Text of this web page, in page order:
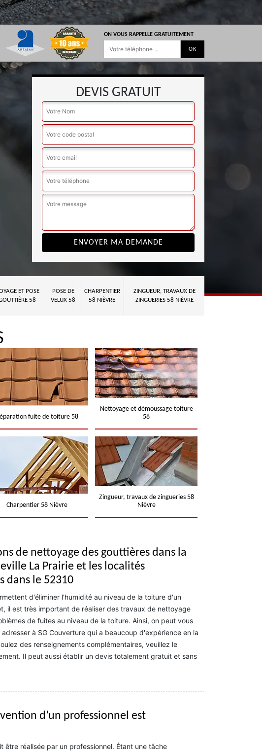
ON VOUS RAPPELLE GRATUITEMENT
DEVIS GRATUIT
ET POSE
58
POSE DE
VELUX 58
CHARPENTIER
58 NIÈVRE
ZINGUEUR, TRAVAUX DE
ZINGUERIES 58 NIÈVRE
fuite de toiture 58
Nettoyage et démoussage toiture
58
Charpentier 58 Nièvre
Zingueur, travaux de zingueries 58
Nièvre
de nettoyage des gouttières dans la
La Prairie et les localités
dans le 52310
d'éliminer l'humidité au niveau de la toiture d'un
il est très important de réaliser des travaux de nettoyage
de fuites au niveau de la toiture. Ainsi, on peut vous
à SG Couverture qui a beaucoup d'expérience en la
des renseignements complémentaires, veuillez le
Il peut aussi établir un devis totalement gratuit et sans
d’un professionnel est
réalisée par un professionnel. Étant une tâche